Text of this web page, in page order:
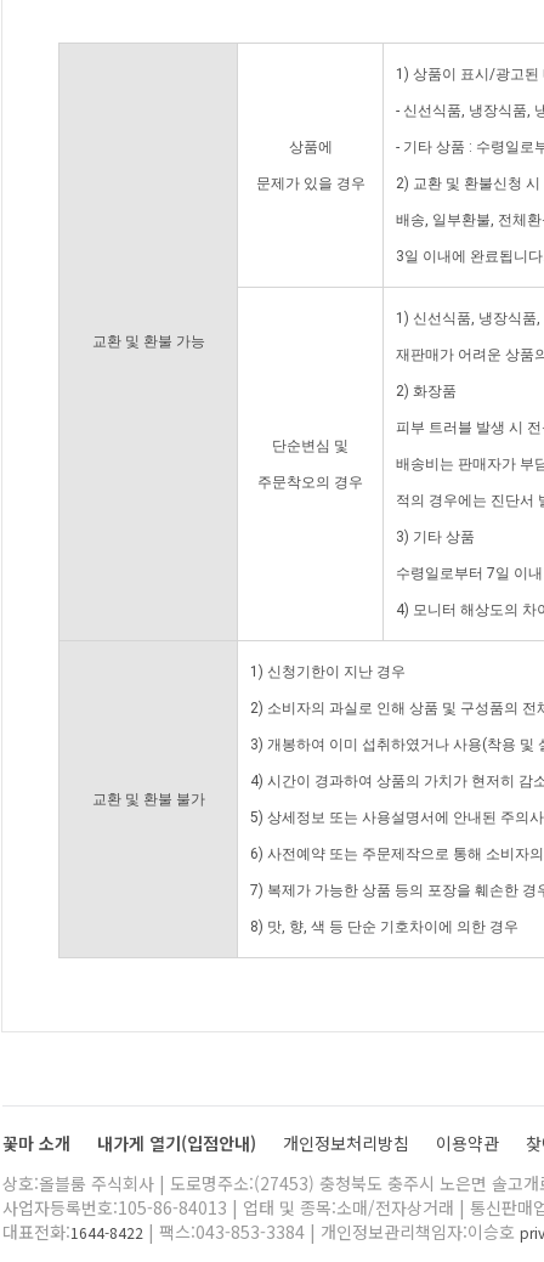
교환 및 환불 가능
상품에
문제가 있을 경우
1) 상품이 표시/광고된
- 신선식품, 냉장식품,
- 기타 상품 : 수령일로
2) 교환 및 환불신청
배송, 일부환불, 전체
3일 이내에 완료됩니
단순변심 및
주문착오의 경우
1) 신선식품, 냉장식품
재판매가 어려운 상품
2) 화장품
피부 트러블 발생 시
배송비는 판매자가 부
적의 경우에는 진단서
3) 기타 상품
수령일로부터 7일 이
4) 모니터 해상도의 차
교환 및 환불 불가
1) 신청기한이 지난 경우
2) 소비자의 과실로 인해 상품 및 구성품의
3) 개봉하여 이미 섭취하였거나 사용(착용 및
4) 시간이 경과하여 상품의 가치가 현저히 감
5) 상세정보 또는 사용설명서에 안내된 주의
6) 사전예약 또는 주문제작으로 통해 소비자
7) 복제가 가능한 상품 등의 포장을 훼손한 경
8) 맛, 향, 색 등 단순 기호차이에 의한 경우
꽃마 소개 내가게 열기(입점안내) 개인정보처리방침 이용약관
상호:올블룸 주식회사 | 도로명주소:(27453) 충청북도 충주시 노은면 솔고
사업자등록번호:105-86-84013 | 업태 및 종목:소매/전자상거래 | 통신판매
대표전화:1644-8422 | 팩스:043-853-3384 | 개인정보관리책임자:이승호